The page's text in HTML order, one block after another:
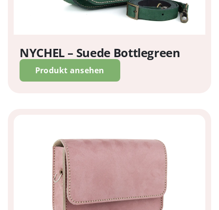
NYCHEL – Suede Bottlegreen
Produkt ansehen